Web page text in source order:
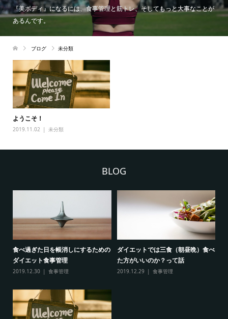
『美ボディ』になるには、食事管理と筋トレ、そしてもっと大事なことが
あるんです。
ブログ 未分類
ようこそ！
2019.11.02 未分類
BLOG
食べ過ぎた日を帳消しにするための
ダイエット食事管理
2019.12.30 食事管理
ダイエットでは三食（朝昼晩）食べ
た方がいいのか？って話
2019.12.29 食事管理